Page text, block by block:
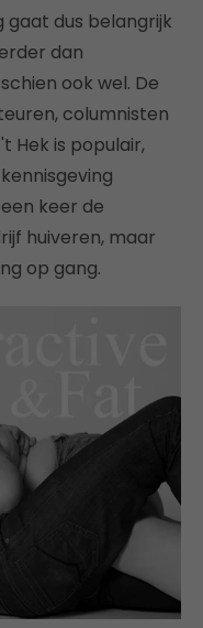
dus belangrijk
dan
ook wel. De
columnisten
Hek is populair,
keer de
huiveren, maar
op gang.